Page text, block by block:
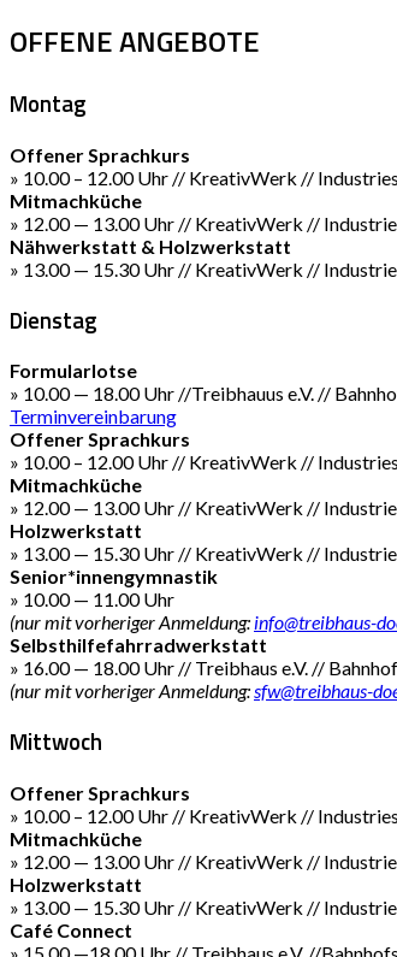
OFFENE ANGEBOTE
Montag
Offener Sprachkurs
» 10.00 – 12.00 Uhr // KreativWerk //
Mitmachküche
» 12.00 — 13.00 Uhr // KreativWerk //
Nähwerkstatt & Holzwerkstatt
» 13.00 — 15.30 Uhr // KreativWerk //
Dienstag
Formularlotse
» 10.00 — 18.00 Uhr //Treibhauus e.V. //
Terminvereinbarung
Offener Sprachkurs
» 10.00 – 12.00 Uhr // KreativWerk //
Mitmachküche
» 12.00 — 13.00 Uhr // KreativWerk //
Holzwerkstatt
» 13.00 — 15.30 Uhr // KreativWerk //
Senior*innengymnastik
» 10.00 — 11.00 Uhr
(nur mit vorheriger Anmeldung: info@treibhaus-
Selbsthilfefahrradwerkstatt
» 16.00 — 18.00 Uhr // Treibhaus e.V. //
(nur mit vorheriger Anmeldung:sfw@treibhaus-
Mittwoch
Offener Sprachkurs
» 10.00 – 12.00 Uhr // KreativWerk //
Mitmachküche
» 12.00 — 13.00 Uhr // KreativWerk //
Holzwerkstatt
» 13.00 — 15.30 Uhr // KreativWerk //
Café Connect